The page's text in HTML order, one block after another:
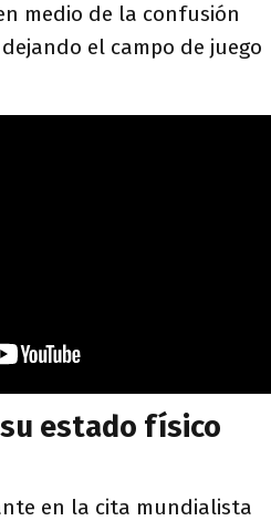
medio de la confusión
el campo de juego
estado físico
en la cita mundialista